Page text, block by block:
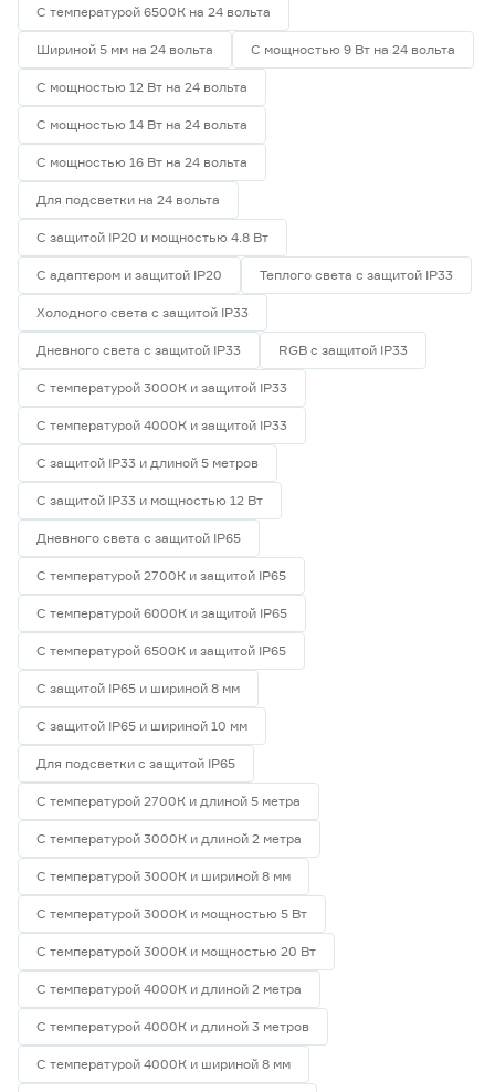
С температурой 6500К на 24 вольта
Шириной 5 мм на 24 вольта С мощностью 9 Вт на 24 вольта
С мощностью 12 Вт на 24 вольта
С мощностью 14 Вт на 24 вольта
С мощностью 16 Вт на 24 вольта
Для подсветки на 24 вольта
С защитой IP20 и мощностью 4.8 Вт
С адаптером и защитой IP20 Теплого света с защитой IP33
Холодного света с защитой IP33
Дневного света с защитой IP33 RGB с защитой IP33
С температурой 3000К и защитой IP33
С температурой 4000К и защитой IP33
С защитой IP33 и длиной 5 метров
С защитой IP33 и мощностью 12 Вт
Дневного света с защитой IP65
С температурой 2700К и защитой IP65
С температурой 6000К и защитой IP65
С температурой 6500К и защитой IP65
С защитой IP65 и шириной 8 мм
С защитой IP65 и шириной 10 мм
Для подсветки с защитой IP65
С температурой 2700К и длиной 5 метра
С температурой 3000К и длиной 2 метра
С температурой 3000К и шириной 8 мм
С температурой 3000К и мощностью 5 Вт
С температурой 3000К и мощностью 20 Вт
С температурой 4000К и длиной 2 метра
С температурой 4000К и длиной 3 метров
С температурой 4000К и шириной 8 мм